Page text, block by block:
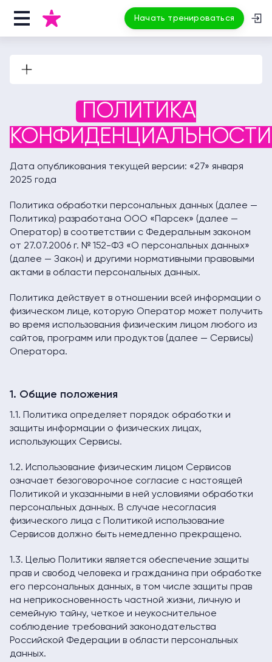
Начать тренироваться
ПОЛИТИКА
КОНФИДЕНЦИАЛЬНОСТИ
Дата опубликования текущей версии: «27» января
2025 года
Политика обработки персональных данных (далее —
Политика) разработана ООО «Парсек» (далее —
Оператор) в соответствии с Федеральным законом
от 27.07.2006 г. № 152-ФЗ «О персональных данных»
(далее — Закон) и другими нормативными правовыми
актами в области персональных данных.
Политика действует в отношении всей информации о
физическом лице, которую Оператор может получить
во время использования физическим лицом любого из
сайтов, программ или продуктов (далее — Сервисы)
Оператора.
1. Общие положения
1.1. Политика определяет порядок обработки и
защиты информации о физических лицах,
использующих Сервисы.
1.2. Использование физическим лицом Сервисов
означает безоговорочное согласие с настоящей
Политикой и указанными в ней условиями обработки
персональных данных. В случае несогласия
физического лица с Политикой использование
Сервисов должно быть немедленно прекращено.
1.3. Целью Политики является обеспечение защиты
прав и свобод человека и гражданина при обработке
его персональных данных, в том числе защиты прав
на неприкосновенность частной жизни, личную и
семейную тайну, четкое и неукоснительное
соблюдение требований законодательства
Российской Федерации в области персональных
данных.